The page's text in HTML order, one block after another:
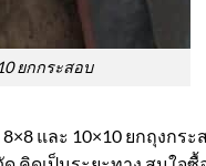
ยกกระสอบ
และ 10×10 ยกถุง